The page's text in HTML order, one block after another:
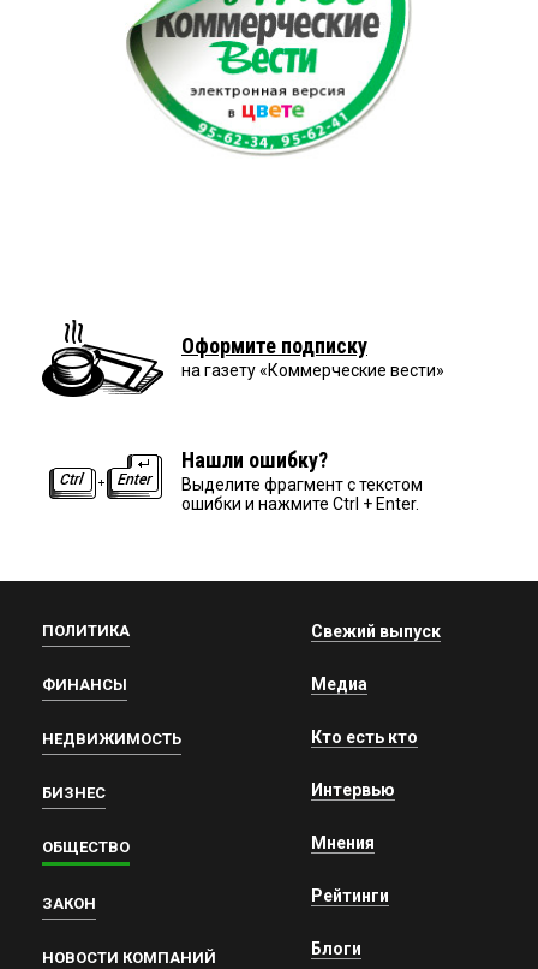
Оформите подписку
на газету «Коммерческие вести»
Нашли ошибку?
Выделите фрагмент с текстом
ошибки и нажмите Ctrl + Enter.
ПОЛИТИКА
ФИНАНСЫ
НЕДВИЖИМОСТЬ
БИЗНЕС
ОБЩЕСТВО
ЗАКОН
НОВОСТИ КОМПАНИЙ
Свежий выпуск
Медиа
Кто есть кто
Интервью
Мнения
Рейтинги
Блоги